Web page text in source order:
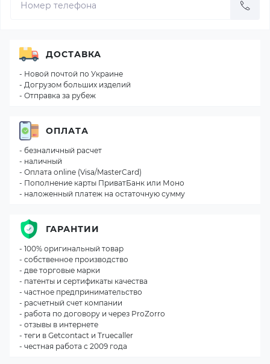
ДОСТАВКА
- Новой почтой по Украине
- Догрузом больших изделий
- Отправка за рубеж
ОПЛАТА
- безналичный расчет
- наличный
- Оплата online (Visa/MasterCard)
- Пополнение карты ПриватБанк или Моно
- наложенный платеж на остаточную сумму
ГАРАНТИИ
- 100% оригинальный товар
- собственное производство
- две торговые марки
- патенты и сертификаты качества
- частное предпринимательство
- расчетный счет компании
- работа по договору и через ProZorro
- отзывы в интернете
- теги в Getcontact и Truecaller
- честная работа с 2009 года